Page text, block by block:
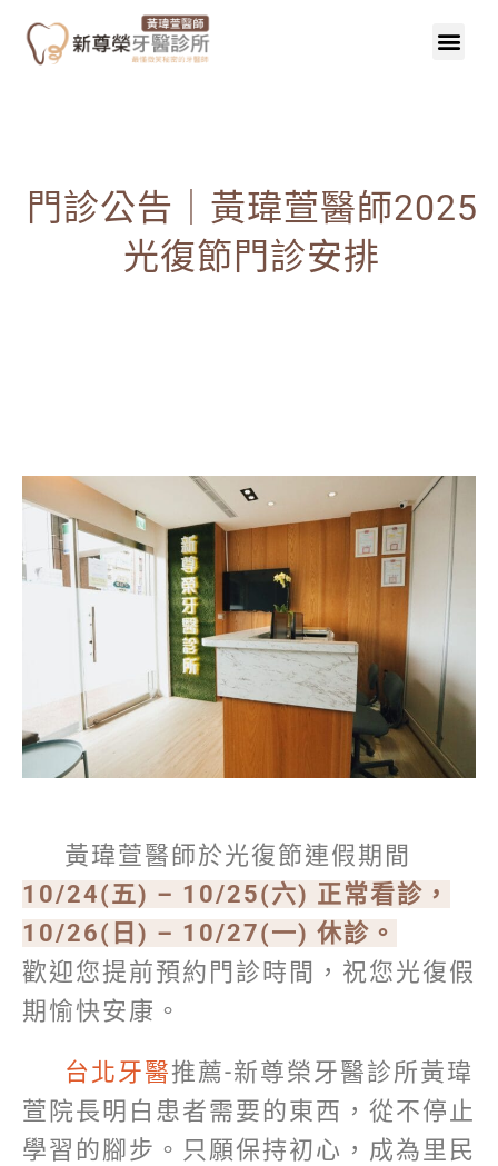
門診公告｜黃瑋萱醫師2025
光復節門診安排
黃瑋萱醫師於光復節連假期間
10/24(五) – 10/25(六) 正常看診，
10/26(日) – 10/27(一) 休診。
歡迎您提前預約門診時間，祝您光復假
期愉快安康。
台北牙醫推薦-新尊榮牙醫診所黃瑋
萱院長明白患者需要的東西，從不停止
學習的腳步。只願保持初心，成為里民